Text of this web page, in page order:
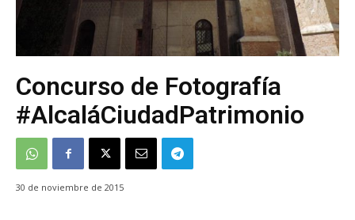
Concurso de Fotografía
#AlcaláCiudadPatrimonio
30 de noviembre de 2015